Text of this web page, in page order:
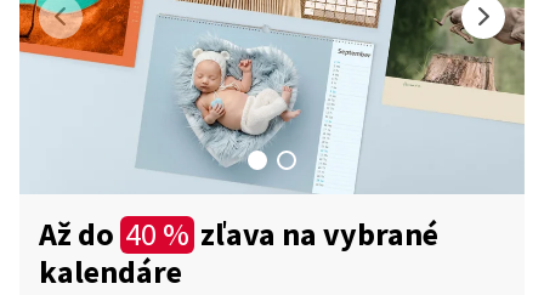
Až do 40 % zľava na vybrané
kalendáre